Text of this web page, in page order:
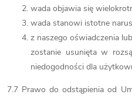
wada objawia się
wada stanowi istotne
z naszego oświadczenia
zostanie usunięta w
niedogodności dla
7.7 Prawo do odstąpienia od